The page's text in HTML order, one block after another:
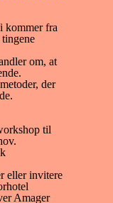
kommer fra
om, at
der
til
eller invitere
Amager